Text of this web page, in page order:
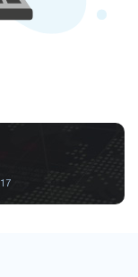
17